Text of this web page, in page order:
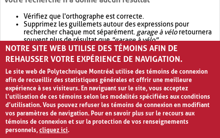
Vérifiez que l'orthographe est correcte.
Supprimez les guillemets autour des expressions pour
rechercher chaque mot séparément. garage à véloretournera
souvent plus de résultat que"garage à vélo".
Envisagez d'élargir votre recherche avec OR.garage OR vélo
retournera souvent plus de résultat quegarage à vélo
NOTRE SITE WEB UTILISE DES TÉMOINS AFIN DE
REHAUSSER VOTRE EXPÉRIENCE DE NAVIGATION.
Le site web de Polytechnique Montréal utilise des témoins de connexion
afin de recueillir des statistiques générales et offrir une meilleure
expérience à ses visiteurs. En naviguant sur le site, vous acceptez
l’utilisation de ces témoins selon les modalités spécifiées aux conditions
d’utilisation. Vous pouvez refuser les témoins de connexion en modifiant
vos paramètres de navigation. Pour en savoir plus sur le recours aux
témoins de connexion et sur la protection de vos renseignements
personnels,cliquez ici.